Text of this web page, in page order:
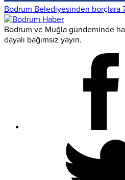
Bodrum Belediyesinden borçlara
Bodrum ve Muğla gündeminde
dayalı bağımsız yayın.